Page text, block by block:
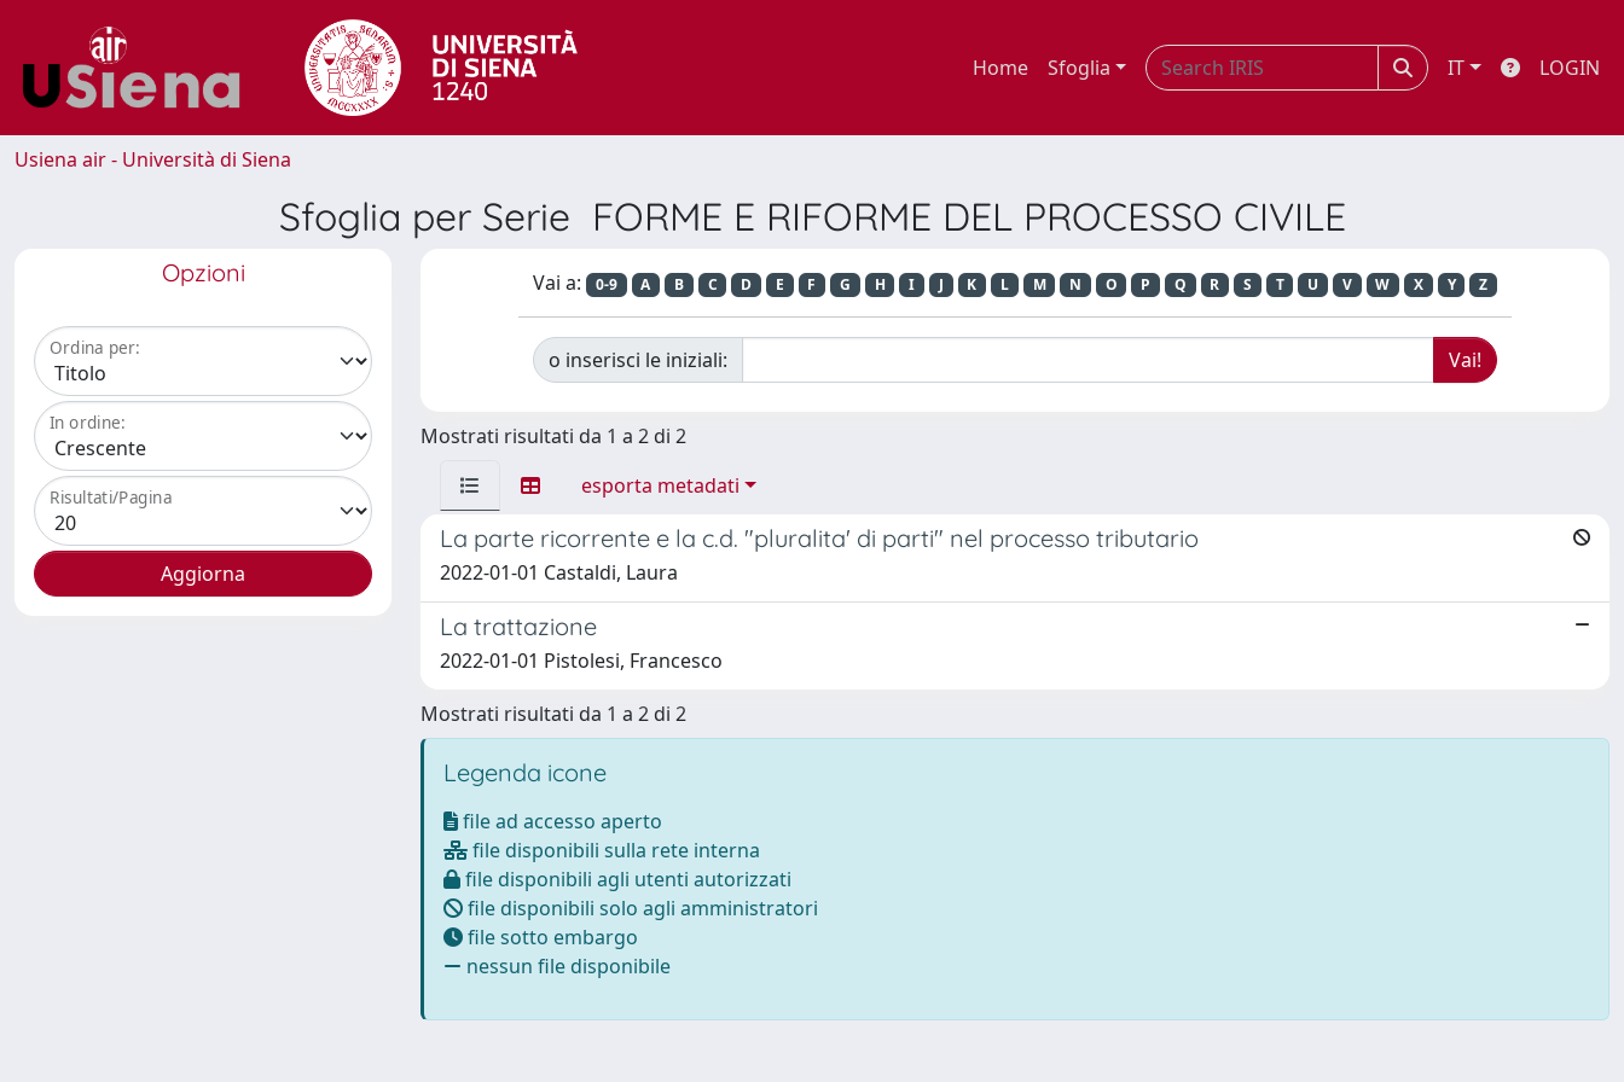
Home Sfoglia IT LOGIN
Usiena air - Università di Siena
Sfoglia per Serie FORME E RIFORME DEL PROCESSO CIVILE
Opzioni
Ordina per:
In ordine:
Risultati/Pagina
Vai a: 0-9 A B C D E F G H I J K L M N O P Q R S T U V W X Y Z
o inserisci le iniziali:
Mostrati risultati da 1 a 2 di 2
esporta metadati
La parte ricorrente e la c.d. "pluralita' di parti" nel processo tributario
2022-01-01 Castaldi, Laura
La trattazione
2022-01-01 Pistolesi, Francesco
Mostrati risultati da 1 a 2 di 2
Legenda icone
file ad accesso aperto
file disponibili sulla rete interna
file disponibili agli utenti autorizzati
file disponibili solo agli amministratori
file sotto embargo
nessun file disponibile